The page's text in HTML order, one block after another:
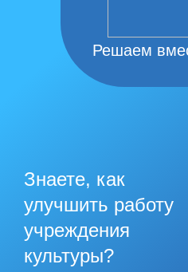
Решаем
Знаете, как
улучшить работу
учреждения
культуры?